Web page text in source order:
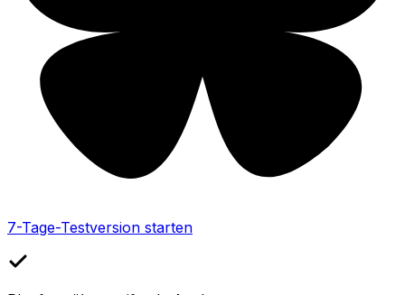
7-Tage-Testversion starten